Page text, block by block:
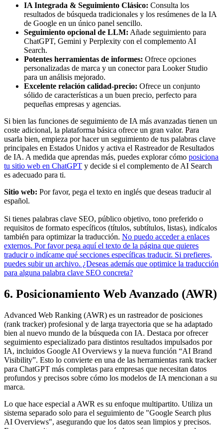
IA Integrada & Seguimiento Clásico: Consulta los
resultados de búsqueda tradicionales y los resúmenes de la IA
de Google en un único panel sencillo.
Seguimiento opcional de LLM: Añade seguimiento para
ChatGPT, Gemini y Perplexity con el complemento AI
Search.
Potentes herramientas de informes: Ofrece opciones
personalizadas de marca y un conector para Looker Studio
para un análisis mejorado.
Excelente relación calidad-precio: Ofrece un conjunto
sólido de características a un buen precio, perfecto para
pequeñas empresas y agencias.
Si bien las funciones de seguimiento de IA más avanzadas tienen un
coste adicional, la plataforma básica ofrece un gran valor. Para
usarla bien, empieza por hacer un seguimiento de tus palabras clave
principales en Estados Unidos y activa el Rastreador de Resultados
de IA. A medida que aprendas más, puedes explorar cómo posiciona
tu sitio web en ChatGPT y decide si el complemento de AI Search
es adecuado para ti.
Sitio web: Por favor, pega el texto en inglés que deseas traducir al
español.
Si tienes palabras clave SEO, público objetivo, tono preferido o
requisitos de formato específicos (títulos, subtítulos, listas), indícalos
también para optimizar la traducción. No puedo acceder a enlaces
externos. Por favor pega aquí el texto de la página que quieres
traducir o indícame qué secciones específicas traducir. Si prefieres,
puedes subir un archivo. ¿Deseas además que optimice la traducción
para alguna palabra clave SEO concreta?
6. Posicionamiento Web Avanzado (AWR)
Advanced Web Ranking (AWR) es un rastreador de posiciones
(rank tracker) profesional y de larga trayectoria que se ha adaptado
bien al nuevo mundo de la búsqueda con IA. Destaca por ofrecer
seguimiento especializado para distintos resultados impulsados por
IA, incluidos Google AI Overviews y la nueva función “AI Brand
Visibility”. Esto lo convierte en una de las herramientas rank tracker
para ChatGPT más completas para empresas que necesitan datos
profundos y precisos sobre cómo los modelos de IA mencionan a su
marca.
Lo que hace especial a AWR es su enfoque multipartito. Utiliza un
sistema separado solo para el seguimiento de "Google Search plus
AI Overviews", asegurando que los datos sean limpios y precisos.